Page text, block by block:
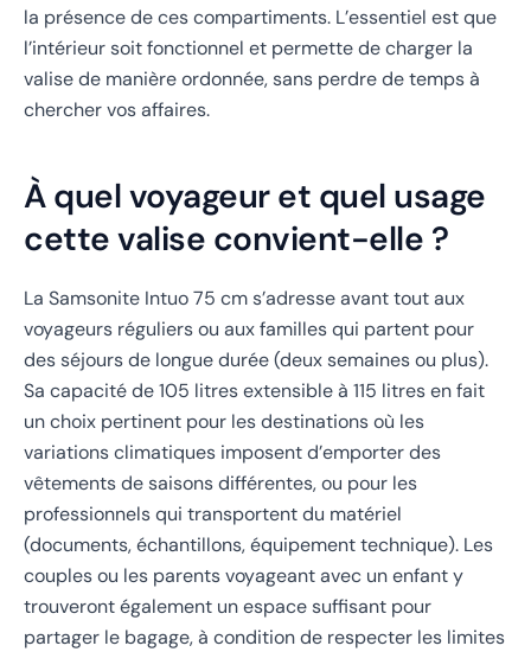
la présence de ces compartiments. L’essentiel est que
l’intérieur soit fonctionnel et permette de charger la
valise de manière ordonnée, sans perdre de temps à
chercher vos affaires.
À quel voyageur et quel usage
cette valise convient-elle ?
La Samsonite Intuo 75 cm s’adresse avant tout aux
voyageurs réguliers ou aux familles qui partent pour
des séjours de longue durée (deux semaines ou plus).
Sa capacité de 105 litres extensible à 115 litres en fait
un choix pertinent pour les destinations où les
variations climatiques imposent d’emporter des
vêtements de saisons différentes, ou pour les
professionnels qui transportent du matériel
(documents, échantillons, équipement technique). Les
couples ou les parents voyageant avec un enfant y
trouveront également un espace suffisant pour
partager le bagage, à condition de respecter les limites